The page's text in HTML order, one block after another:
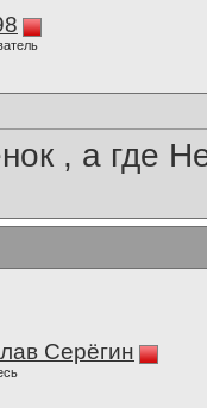
, а где
Серёгин